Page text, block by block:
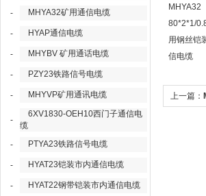
- MHYA32矿用通信电缆
- HYAP通信电缆
- MHYBV 矿用通话电缆
- PZY23铁路信号电缆
- MHYVP矿用通讯电缆
-
6XV1830-OEH10西门子通信电
缆
-
PTYA23铁路信号电缆
- HYAT23铠装市内通信电缆
- HYAT22钢带铠装市内通信电缆
MHYA32
80*2*1/
用钢丝铠
信电缆
上一篇：